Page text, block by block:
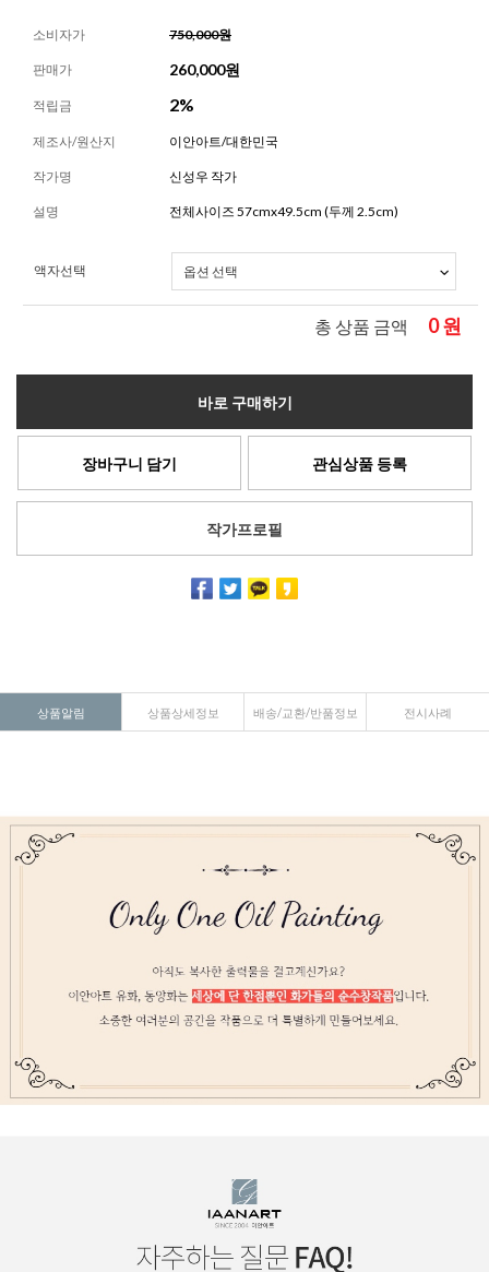
소비자가 750,000원
판매가 260,000원
적립금 2%
제조사/원산지 이안아트/대한민국
작가명 신성우 작가
설명 전체사이즈 57cmx49.5cm (두께 2.5cm)
액자선택
총 상품 금액 0원
바로 구매하기
장바구니 담기 관심상품 등록
작가프로필
상품알림 상품상세정보 배송/교환/반품정보 전시사례